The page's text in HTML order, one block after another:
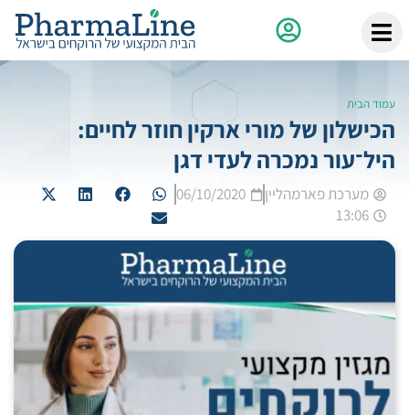
עמוד הבית
הכישלון של מורי ארקין חוזר לחיים:
היל־עור נמכרה לעדי דגן
מערכת פארמהליין
06/10/2020
13:06